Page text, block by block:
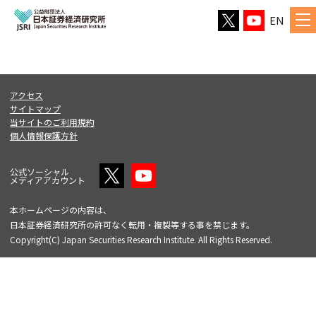
EN
アクセス
サイトマップ
当サイトのご利用規約
個人情報保護方針
公式ソーシャル
メディアアカウント
本ホームページの内容は、
日本証券経済研究所の許可なく転用・複製等する事を禁じます。
Copyright(C) Japan Securities Research Institute. All Rights Reserved.